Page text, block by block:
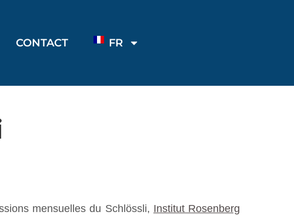
CONTACT FR
mensuelles du Schlössli, Institut Rosenberg